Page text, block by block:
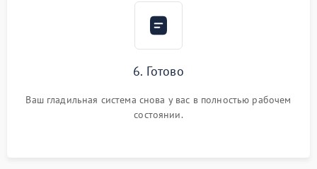
6. Готово
Ваш гладильная система снова у вас в полностью рабочем
состоянии.